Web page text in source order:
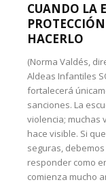
CUANDO LA
HACERLO
(Norma Valdés,
Aldeas Infantiles
fortalecerá
sanciones. La
violencia; muchas
hace visible. Si
seguras,
responder como
comienza mucho